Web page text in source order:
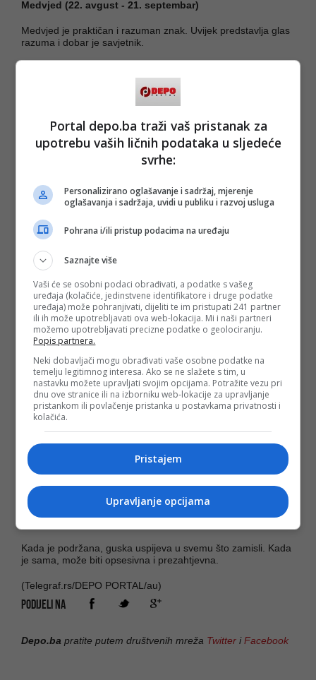
Medvjed (22. avgust - 21. septembar)
Medvjed je praktičan i razuman znak. Uvijek predstavlja glas
razuma i dobar je savjetnik.
Kada nije najbolje raspoložen, medvjed može biti povučen,
Gavran (22. septembar - 22. oktobar)
Gavran je rođeni zabavljač i šarmer.
Kada nije u najboljem raspoloženju može biti osvetoljubiv i
nedosljedan.
Zmija je izuzetno duhovan znak i često ima jake intuitivne
sposobnosti.
U vezi je strastvena i brižna.
Kada ne osjeća ljubav, može postati povučena i agresivna.
Sova (23. novembar - 21. decembar)
Sova je nemirna i sklona promjenama.
Često je u pokretu i voli avanture.
Kada voli, sova je osjećajna i obazriva, a kada nije njen dan
može biti ogorčena i ratoborna.
Guska (22. decembar - 19. januar)
Guska je uporna i ambiciozna.
Kada je podržana, guska uspijeva u svemu što zamisli. Kada
je sama, može biti opsesivna i prezahtjevna.
(Telegraf.rs/DEPO PORTAL/au)
PODIJELI NA
Depo.ba pratite putem društvenih mreža Twitter iFacebook
Portal depo.ba traži vaš pristanak za
upotrebu vaših ličnih podataka u sljedeće
svrhe:
Personalizirano oglašavanje i sadržaj, mjerenje
oglašavanja i sadržaja, uvidi u publiku i razvoj usluga
Pohrana i/ili pristup podacima na uređaju
Saznajte više
Vaši će se osobni podaci obrađivati, a podatke s vašeg
uređaja (kolačiće, jedinstvene identifikatore i druge podatke
uređaja) može pohranjivati, dijeliti te im pristupati 241 partner
ili ih može upotrebljavati ova web-lokacija. Mi i naši partneri
možemo upotrebljavati precizne podatke o geolociranju.
Popis partnera.
Neki dobavljači mogu obrađivati vaše osobne podatke na
temelju legitimnog interesa. Ako se ne slažete s tim, u
nastavku možete upravljati svojim opcijama. Potražite vezu pri
dnu ove stranice ili na izborniku web-lokacije za upravljanje
pristankom ili povlačenje pristanka u postavkama privatnosti i
kolačića.
Pristajem
Upravljanje opcijama